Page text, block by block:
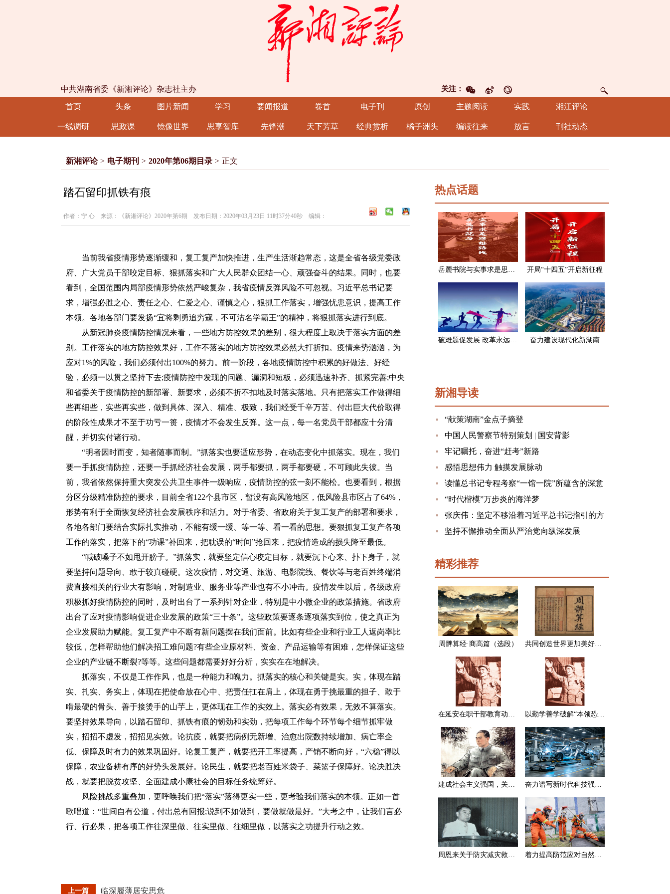
关注：
中共湖南省委《新湘评论》杂志社主办
首页 头条 图片新闻 学习 要闻报道 卷首 电子刊 原创 主题阅读 实践 湘江评论
一线调研 思政课 镜像世界 思享智库 先锋潮 天下芳草 经典赏析 橘子洲头 编读往来 放言 刊社动态
新湘评论 > 电子期刊 > 2020年第06期目录 > 正文
踏石留印抓铁有痕
作者：宁 心 来源：《新湘评论》2020年第6期 发布日期：2020年03月23日 11时37分40秒 编辑：
当前我省疫情形势逐渐缓和，复工复产加快推进，生产生活渐趋常态，这是全省各级党委政
府、广大党员干部咬定目标、狠抓落实和广大人民群众团结一心、顽强奋斗的结果。同时，也要
看到，全国范围内局部疫情形势依然严峻复杂，我省疫情反弹风险不可忽视。习近平总书记要
求，增强必胜之心、责任之心、仁爱之心、谨慎之心，狠抓工作落实，增强忧患意识，提高工作
本领。各地各部门要发扬“宜将剩勇追穷寇，不可沽名学霸王”的精神，将狠抓落实进行到底。
从新冠肺炎疫情防控情况来看，一些地方防控效果的差别，很大程度上取决于落实方面的差
别。工作落实的地方防控效果好，工作不落实的地方防控效果必然大打折扣。疫情来势汹汹，为
应对1%的风险，我们必须付出100%的努力。前一阶段，各地疫情防控中积累的好做法、好经
验，必须一以贯之坚持下去;疫情防控中发现的问题、漏洞和短板，必须迅速补齐、抓紧完善;中央
和省委关于疫情防控的新部署、新要求，必须不折不扣地及时落实落地。只有把落实工作做得细
些再细些，实些再实些，做到具体、深入、精准、极致，我们经受千辛万苦、付出巨大代价取得
的阶段性成果才不至于功亏一篑，疫情才不会发生反弹。这一点，每一名党员干部都应十分清
醒，并切实付诸行动。
“明者因时而变，知者随事而制。”抓落实也要适应形势，在动态变化中抓落实。现在，我们
要一手抓疫情防控，还要一手抓经济社会发展，两手都要抓，两手都要硬，不可顾此失彼。当
前，我省依然保持重大突发公共卫生事件一级响应，疫情防控的弦一刻不能松。也要看到，根据
分区分级精准防控的要求，目前全省122个县市区，暂没有高风险地区，低风险县市区占了64%，
形势有利于全面恢复经济社会发展秩序和活力。对于省委、省政府关于复工复产的部署和要求，
各地各部门要结合实际扎实推动，不能有缓一缓、等一等、看一看的思想。要狠抓复工复产各项
工作的落实，把落下的“功课”补回来，把耽误的“时间”抢回来，把疫情造成的损失降至最低。
“喊破嗓子不如甩开膀子。”抓落实，就要坚定信心咬定目标，就要沉下心来、扑下身子，就
要坚持问题导向、敢于较真碰硬。这次疫情，对交通、旅游、电影院线、餐饮等与老百姓终端消
费直接相关的行业大有影响，对制造业、服务业等产业也有不小冲击。疫情发生以后，各级政府
积极抓好疫情防控的同时，及时出台了一系列针对企业，特别是中小微企业的政策措施。省政府
出台了应对疫情影响促进企业发展的政策“三十条”。这些政策要逐条逐项落实到位，使之真正为
企业发展助力赋能。复工复产中不断有新问题摆在我们面前。比如有些企业和行业工人返岗率比
较低，怎样帮助他们解决招工难问题?有些企业原材料、资金、产品运输等有困难，怎样保证这些
企业的产业链不断裂?等等。这些问题都需要好好分析，实实在在地解决。
抓落实，不仅是工作作风，也是一种能力和魄力。抓落实的核心和关键是实。实，体现在踏
实、扎实、务实上，体现在把使命放在心中、把责任扛在肩上，体现在勇于挑最重的担子、敢于
啃最硬的骨头、善于接烫手的山芋上，更体现在工作的实效上。落实必有效果，无效不算落实。
要坚持效果导向，以踏石留印、抓铁有痕的韧劲和实劲，把每项工作每个环节每个细节抓牢做
实，招招不虚发，招招见实效。论抗疫，就要把病例无新增、治愈出院数持续增加、病亡率企
低、保障及时有力的效果巩固好。论复工复产，就要把开工率提高，产销不断向好，“六稳”得以
保障，农业备耕有序的好势头发展好。论民生，就要把老百姓米袋子、菜篮子保障好。论决胜决
战，就要把脱贫攻坚、全面建成小康社会的目标任务统筹好。
风险挑战多重叠加，更呼唤我们把“落实”落得更实一些，更考验我们落实的本领。正如一首
歌唱道：“世间自有公道，付出总有回报;说到不如做到，要做就做最好。”大考之中，让我们言必
行、行必果，把各项工作往深里做、往实里做、往细里做，以落实之功提升行动之效。
上一篇 临深履薄居安思危
热点话题
岳麓书院与实事求是思想路线 开局“十四五”开启新征程
破难题促发展 改革永远在路上 奋力建设现代化新湖南
新湘导读
“献策湖南”金点子摘登
中国人民警察节特别策划 | 国安背影
牢记嘱托，奋进“赶考”新路
感悟思想伟力 触摸发展脉动
读懂总书记专程考察“一馆一院”所蕴含的深意
“时代楷模”万步炎的海洋梦
张庆伟：坚定不移沿着习近平总书记指引的方
向前进 凝心聚力奋进新征程建功新时代谱写新
坚持不懈推动全面从严治党向纵深发展
精彩推荐
周髀算经·商高篇（选段） 共同创造世界更加美好的未来
在延安在职干部教育动员大会上的讲话（节选） 以勤学善学破解“本领恐慌”
建成社会主义强国，关键在于实现科学技术现代化 奋力谱写新时代科技强国新篇章
周恩来关于防灾减灾救灾的一组论述 着力提高防范应对自然灾害能力